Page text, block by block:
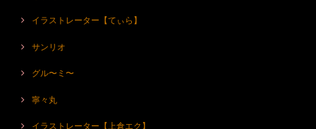
イラストレーター【てぃら】
サンリオ
グル〜ミ〜
寧々丸
イラストレーター【上倉エク】